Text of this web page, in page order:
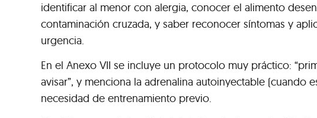
identificar al menor con alergia, conocer el alimento
contaminación cruzada, y saber reconocer síntomas y
urgencia.
En el Anexo VII se incluye un protocolo muy práctico:
avisar”, y menciona la adrenalina autoinyectable (cuando
necesidad de entrenamiento previo.